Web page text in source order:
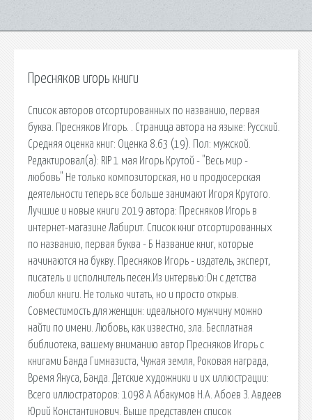
Пресняков игорь книги
Список авторов отсортированных по названию, первая
буква. Пресняков Игорь. . Страница автора на языке: Русский.
Средняя оценка книг: Оценка 8.63 (19). Пол: мужской.
Редактировал(а): RIP 1 мая Игорь Крутой - "Весь мир -
любовь" Не только композиторская, но и продюсерская
деятельности теперь все больше занимают Игоря Крутого.
Лучшие и новые книги 2019 автора: Пресняков Игорь в
интернет-магазине Лабирит. Список книг отсортированных
по названию, первая буква - Б Название книг, которые
начинаются на букву. Пресняков Игорь - издатель, эксперт,
писатель и исполнитель песен.Из интервью:Он с детства
любил книги. Не только читать, но и просто открыв.
Совместимость для женщин: идеального мужчину можно
найти по имени. Любовь, как известно, зла. Бесплатная
библиотека, вашему вниманию автор Пресняков Игорь с
книгами Банда Гимназиста, Чужая земля, Роковая награда,
Время Януса, Банда. Детские художники и их иллюстрации:
Всего иллюстраторов: 1098 А Абакумов Н.А. Абоев З. Авдеев
Юрий Константинович. Выше представлен список